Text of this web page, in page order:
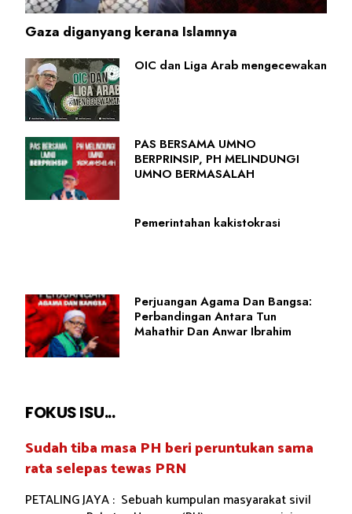
Gaza diganyang kerana Islamnya
OIC dan Liga Arab mengecewakan
PAS BERSAMA UMNO
BERPRINSIP, PH MELINDUNGI
UMNO BERMASALAH
Pemerintahan kakistokrasi
Perjuangan Agama Dan Bangsa:
Perbandingan Antara Tun
Mahathir Dan Anwar Ibrahim
FOKUS ISU...
Sudah tiba masa PH beri peruntukan sama
rata selepas tewas PRN
PETALING JAYA : Sebuah kumpulan masyarakat sivil